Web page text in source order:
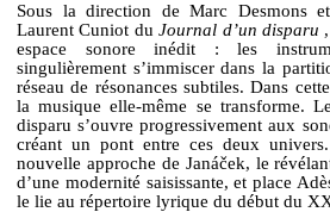
Sous la direction de Marc Desmons
Laurent Cuniot duJournal d’un disparu
espace sonore inédit : les
singulièrement s’immiscer dans la
réseau de résonances subtiles. Dans
la musique elle-même se transforme.
disparu s’ouvre progressivement aux
créant un pont entre ces deux
nouvelle approche de Janáček, le
d’une modernité saisissante, et place
le lie au répertoire lyrique du début du